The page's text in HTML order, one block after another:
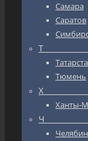
Самара
Саратов
Тюмень
Ханты-